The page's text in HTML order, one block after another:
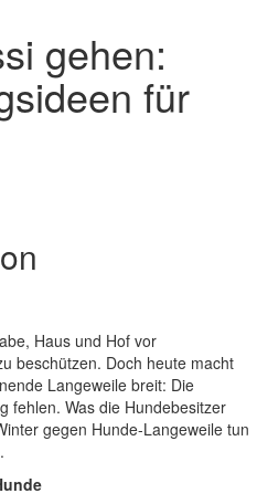
gehen:
für
Haus und Hof vor
beschützen. Doch heute macht
Langeweile breit: Die
fehlen. Was die Hundebesitzer
gegen Hunde-Langeweile tun